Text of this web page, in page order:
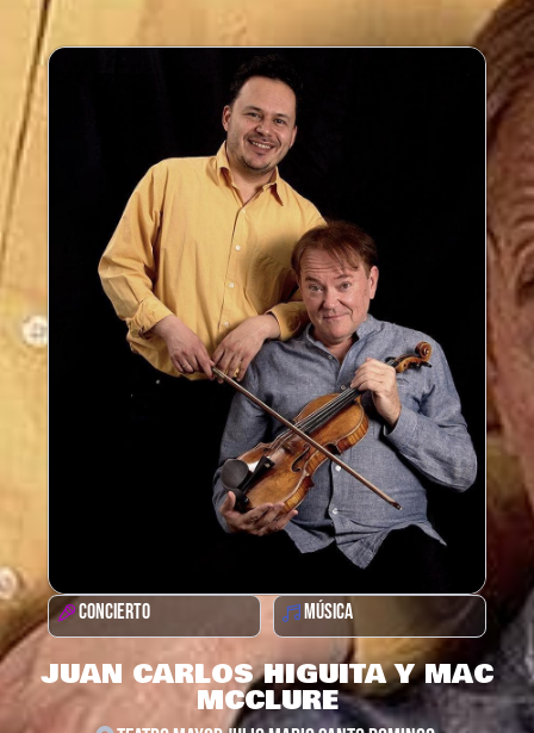
CONCIERTO MÚSICA
JUAN CARLOS HIGUITA Y MAC
MCCLURE